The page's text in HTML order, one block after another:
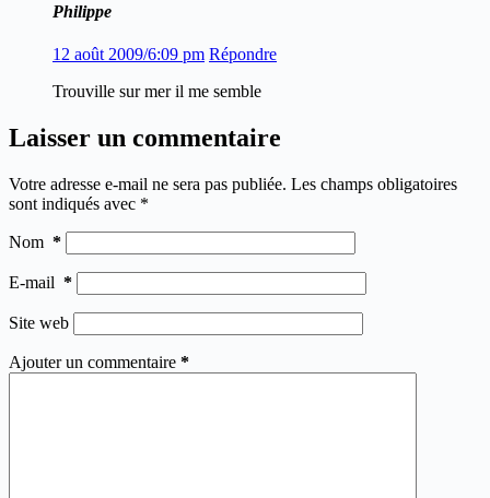
Philippe
12 août 2009/6:09 pm Répondre
Trouville sur mer il me semble
Laisser un commentaire
Votre adresse e-mail ne sera pas publiée. Les champs obligatoires
sont indiqués avec *
Nom *
E-mail *
Site web
Ajouter un commentaire *